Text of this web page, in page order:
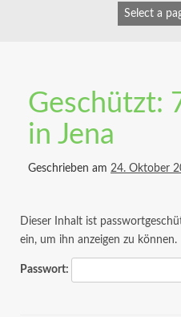
Geschützt:
in Jena
Geschrieben am 24. Oktober
Dieser Inhalt ist
ein, um ihn anzeigen zu können.
Passwort: